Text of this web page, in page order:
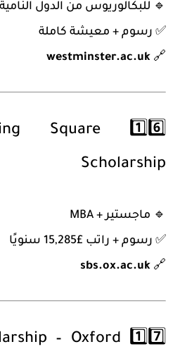
🔹 للبكالوريوس من الدول النامية
✅ رسوم + معيشة كاملة
🔗
westminster.ac.uk
1️⃣6️⃣
Square
Scholarship
🔹 ماجستير + MBA
✅ رسوم + راتب £15,285 سنويًا
🔗
sbs.ox.ac.uk
1️⃣7️⃣
– Oxford